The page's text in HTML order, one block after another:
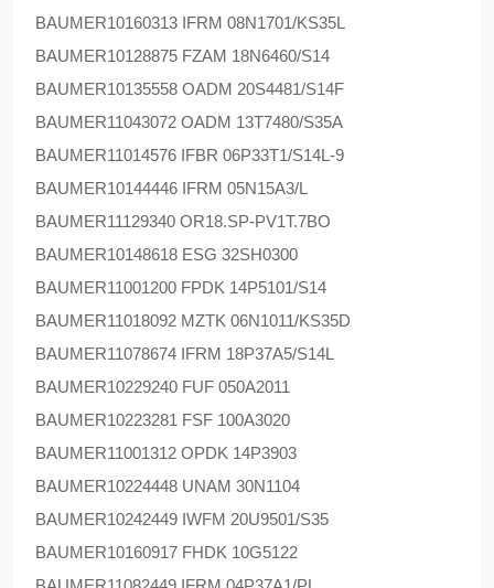
BAUMER10160313 IFRM 08N1701/KS35L
BAUMER10128875 FZAM 18N6460/S14
BAUMER10135558 OADM 20S4481/S14F
BAUMER11043072 OADM 13T7480/S35A
BAUMER11014576 IFBR 06P33T1/S14L-9
BAUMER10144446 IFRM 05N15A3/L
BAUMER11129340 OR18.SP-PV1T.7BO
BAUMER10148618 ESG 32SH0300
BAUMER11001200 FPDK 14P5101/S14
BAUMER11018092 MZTK 06N1011/KS35D
BAUMER11078674 IFRM 18P37A5/S14L
BAUMER10229240 FUF 050A2011
BAUMER10223281 FSF 100A3020
BAUMER11001312 OPDK 14P3903
BAUMER10224448 UNAM 30N1104
BAUMER10242449 IWFM 20U9501/S35
BAUMER10160917 FHDK 10G5122